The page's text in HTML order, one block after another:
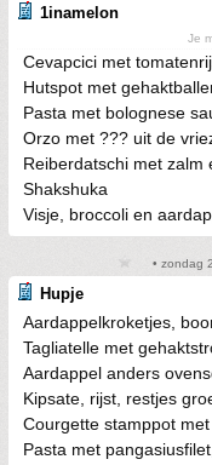
1inamelon
Je
Cevapcici met
Hutspot met
Pasta met bolognese
Orzo met ??? uit de
Reiberdatschi met zalm
Shakshuka
Visje, broccoli en
• zondag
Hupje
Aardappelkroketjes,
Tagliatelle met
Aardappel anders
Kipsate, rijst, restjes
Courgette stamppot
Pasta met